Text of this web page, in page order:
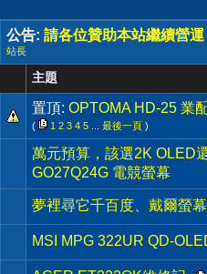
公告: 請各位贊助本站繼續營運
站長
主題
置頂: OPTOMA HD-25 業
( 1 2 3 4 5 最後一頁 )
萬元預算，該選2K OLED
GO27Q24G 電競螢幕
夢裡尋它千百度、戴爾螢
MSI MPG 322UR QD-